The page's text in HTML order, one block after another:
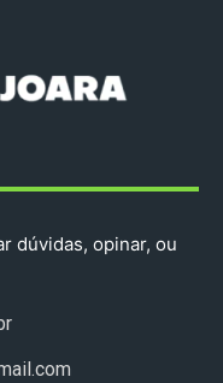
dúvidas, opinar, ou